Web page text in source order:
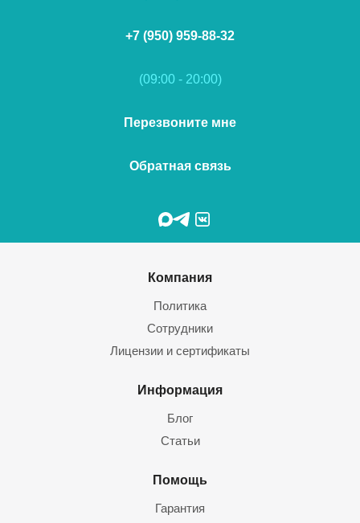
+7 (950) 959-88-32
(09:00 - 20:00)
Перезвоните мне
Обратная связь
Компания
Политика
Сотрудники
Лицензии и сертификаты
Информация
Блог
Статьи
Помощь
Гарантия